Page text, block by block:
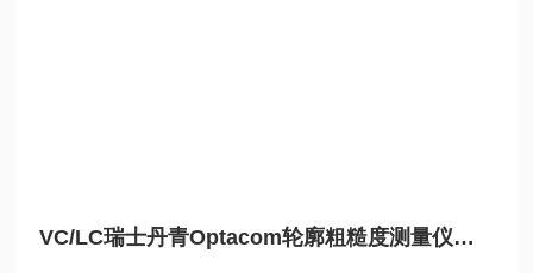
VC/LC瑞士丹青Optacom轮廓粗糙度测量仪大量程